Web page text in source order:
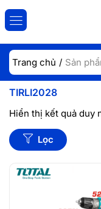
Nhập tài khoản và
Lưu đăng nhập
Trang chủ Sản
TIRLI2028
Hiển thị kết quả duy
Lọc